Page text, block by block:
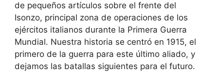
de pequeños artículos sobre el frente del
Isonzo, principal zona de operaciones de los
ejércitos italianos durante la Primera Guerra
Mundial. Nuestra historia se centró en 1915, el
primero de la guerra para este último aliado, y
dejamos las batallas siguientes para el futuro.